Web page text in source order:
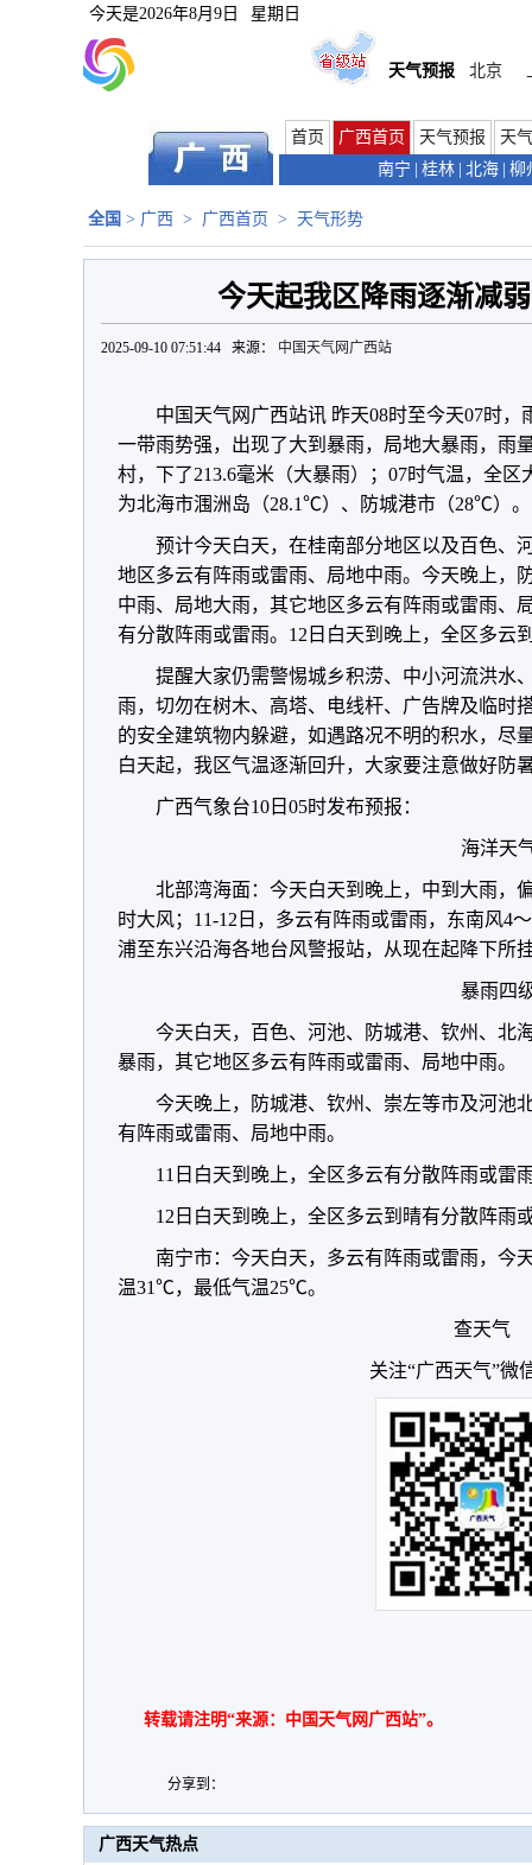
今天是2026年8月9日 星期日
天气预报 北京
首页 广西首页 天气预报
天
南宁
桂林 北海 柳
全国 > 广西 > 广西首页 > 天气形势
今天起我区降雨逐渐减
2025-09-10 07:51:44 来源： 中国天气网广西站
中国天气网广西站讯 昨天08时至今天07时
一带雨势强，出现了大到暴雨，局地大暴雨，雨
村，下了213.6毫米（大暴雨）；07时气温，全
为北海市涠洲岛（28.1℃）、防城港市（28℃）。
预计今天白天，在桂南部分地区以及百色、
地区多云有阵雨或雷雨、局地中雨。 今天晚上，
中雨、局地大雨，其它地区多云有阵雨或雷雨、
有分散阵雨或雷雨。12日白天到晚上，全区多云
提醒大家仍需警惕城乡积涝、中小河流洪水
雨，切勿在树木、高塔、电线杆、广告牌及临时
的安全建筑物内躲避，如遇路况不明的积水，尽
白天起，我区气温逐渐回升，大家要注意做好防
广西气象台10日05时发布预报：
海洋天气
北部湾海面：今天白天到晚上，中到大雨，
时大风；11-12日，多云有阵雨或雷雨，东南风4
浦至东兴沿海各地台风警报站，从现在起降下所
暴雨四级
今天白天，百色、河池、防城港、钦州、北
暴雨，其它地区多云有阵雨或雷雨、局地中雨。
今天晚上，防城港、钦州、崇左等市及河池
有阵雨或雷雨、局地中雨。
11日白天到晚上，全区多云有分散阵雨或雷
12日白天到晚上，全区多云到晴有分散阵雨
南宁市：今天白天，多云有阵雨或雷雨，今
温31℃，最低气温25℃。
查天气
关注“广西天气”微
转载请注明“来源：中国天气网广西站”。
分享到：
广西天气热点